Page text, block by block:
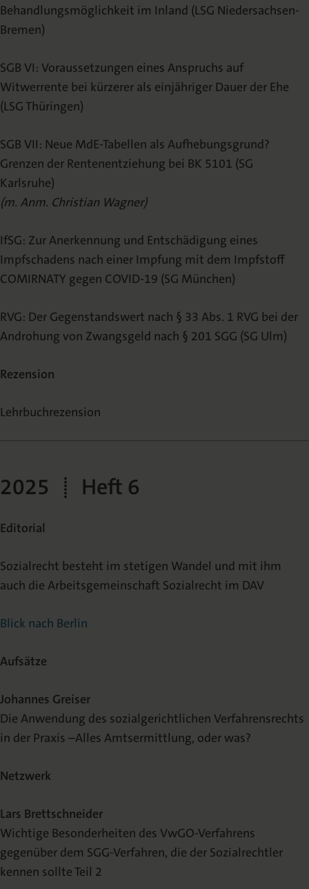
Behandlungsmöglichkeit im Inland (LSG Niedersachsen-
Bremen)
SGB VI: Voraussetzungen eines Anspruchs auf
Witwerrente bei kürzerer als einjähriger Dauer der Ehe
(LSG Thüringen)
SGB VII: Neue MdE-Tabellen als Aufhebungsgrund?
Grenzen der Rentenentziehung bei BK 5101 (SG
Karlsruhe)
(m. Anm. Christian Wagner)
IfSG: Zur Anerkennung und Entschädigung eines
Impfschadens nach einer Impfung mit dem Impfstoff
COMIRNATY gegen COVID-19 (SG München)
RVG: Der Gegenstandswert nach § 33 Abs. 1 RVG bei der
Androhung von Zwangsgeld nach § 201 SGG (SG Ulm)
Rezension
Lehrbuchrezension
2025 | Heft 6
Editorial
Sozialrecht besteht im stetigen Wandel und mit ihm
auch die Arbeitsgemeinschaft Sozialrecht im DAV
Blick nach Berlin
Aufsätze
Johannes Greiser
Die Anwendung des sozialgerichtlichen Verfahrensrechts
in der Praxis –Alles Amtsermittlung, oder was?
Netzwerk
Lars Brettschneider
Wichtige Besonderheiten des VwGO-Verfahrens
gegenüber dem SGG-Verfahren, die der Sozialrechtler
kennen sollte Teil 2